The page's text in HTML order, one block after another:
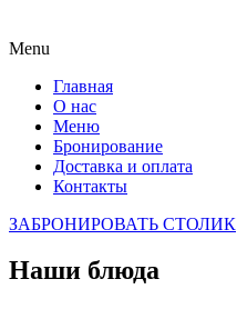
Menu
Главная
О нас
Меню
Бронирование
Доставка и оплата
Контакты
ЗАБРОНИРОВАТЬ СТОЛИК
Наши блюда